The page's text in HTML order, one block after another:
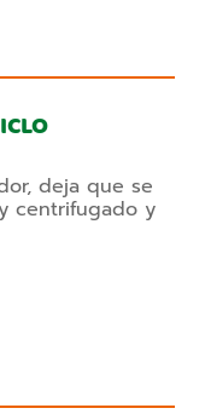
deja que se
centrifugado y